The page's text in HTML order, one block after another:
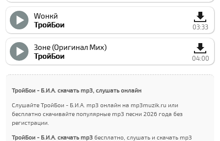
Wонкй
ТройБои
03:33
Зоне (Оригинал Миx)
ТройБои
04:00
ТройБои - Б.И.А. скачать mp3, слушать онлайн
Слушайте ТройБои - Б.И.А. mp3 онлайн на mp3muzik.ru или
бесплатно скачивайте популярные mp3 песни 2026 года без
регистрации.
ТройБои - Б.И.А. скачать mp3 бесплатно, слушать и скачать mp3